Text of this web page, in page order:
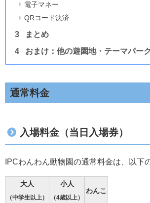
電子マネー
QRコード決済
まとめ
おまけ：他の遊園地・テーマパー
通常料金
入場料金（当日入場券）
IPCわんわん動物園の通常料金は、以下
大人
（中学生以上）
小人
（4歳以上）
わんこ